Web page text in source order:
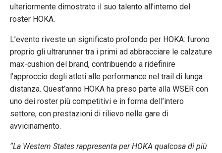
ulteriormente dimostrato il suo talento all’interno del
roster HOKA.
L’evento riveste un significato profondo per HOKA: furono
proprio gli ultrarunner tra i primi ad abbracciare le calzature
max-cushion del brand, contribuendo a ridefinire
l’approccio degli atleti alle performance nel trail di lunga
distanza. Quest’anno HOKA ha preso parte alla WSER con
uno dei roster più competitivi e in forma dell’intero
settore, con prestazioni di rilievo nelle gare di
avvicinamento.
“La Western States rappresenta per HOKA qualcosa di più